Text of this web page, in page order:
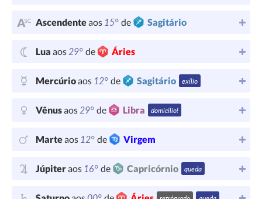
Ascendenteaos 15° de Sagitário
Lua aos29° de Áries
Mercúrioaos 12° de Sagitário exílio
Vênusaos29° de Libra domicílio!
Marteaos 12° de Virgem
Júpiteraos 16° de Capricórnio queda